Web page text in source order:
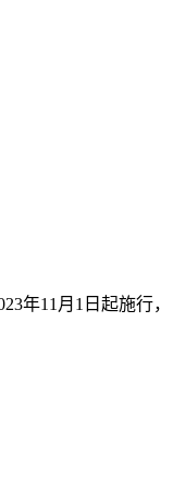
年11月1日起施行，